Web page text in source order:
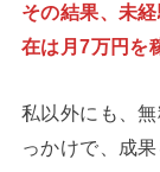
その結果、未
在は月7万円を
私以外にも、
っかけで、成